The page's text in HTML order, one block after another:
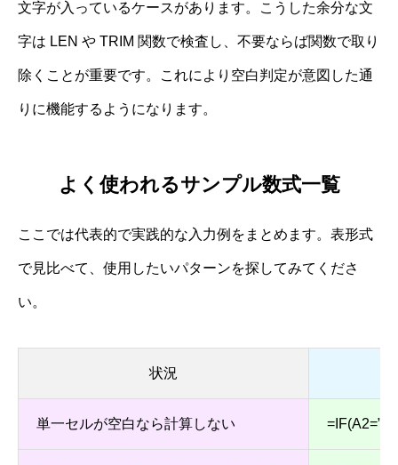
文字が入っているケースがあります。こうした余分な文
字は LEN や TRIM 関数で検査し、不要ならば関数で取り
除くことが重要です。これにより空白判定が意図した通
りに機能するようになります。
よく使われるサンプル数式一覧
ここでは代表的で実践的な入力例をまとめます。表形式
で見比べて、使用したいパターンを探してみてくださ
い。
状況
単一セルが空白なら計算しない